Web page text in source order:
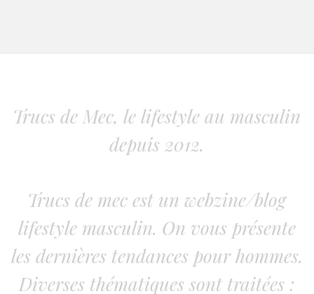
Trucs de Mec, le lifestyle au masculin
depuis 2012.
Trucs de mec est un webzine/blog
lifestyle masculin. On vous présente
les dernières tendances pour hommes.
Diverses thématiques sont traitées :